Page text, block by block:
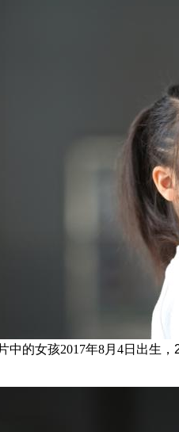
中的女孩2017年8月4日 出生，